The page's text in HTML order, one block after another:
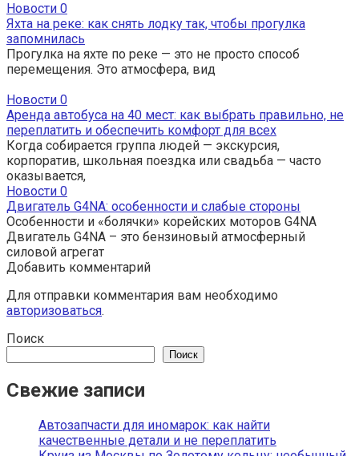
Новости 0
Яхта на реке: как снять лодку так, чтобы прогулка
запомнилась
Прогулка на яхте по реке — это не просто способ
перемещения. Это атмосфера, вид
Новости 0
Аренда автобуса на 40 мест: как выбрать правильно, не
переплатить и обеспечить комфорт для всех
Когда собирается группа людей — экскурсия,
корпоратив, школьная поездка или свадьба — часто
оказывается,
Новости 0
Двигатель G4NA: особенности и слабые стороны
Особенности и «болячки» корейских моторов G4NA
Двигатель G4NA – это бензиновый атмосферный
силовой агрегат
Добавить комментарий
Для отправки комментария вам необходимо
авторизоваться.
Поиск
Поиск
Свежие записи
Автозапчасти для иномарок: как найти
качественные детали и не переплатить